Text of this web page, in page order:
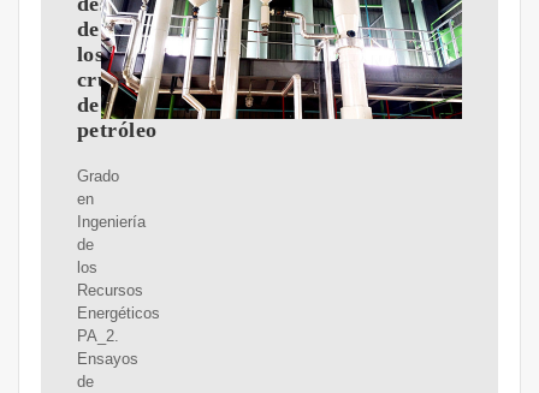
de
los
crudos
de
petróleo
Grado
en
Ingeniería
de
los
Recursos
Energéticos
PA_2.
Ensayos
de